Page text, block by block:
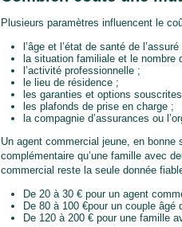
Plusieurs paramètres influencent le
l’âge et l’état de santé de l’assuré
la situation familiale et le nombre
l’activité professionnelle ;
le lieu de résidence ;
les garanties et options
les plafonds de prise en charge ;
la compagnie d’assurances ou
Un agent commercial jeune, en
complémentaire qu’une famille avec
commercial reste la seule donnée
De 20 à 30 € pour un agent
De 80 à 100 €pour un couple
De 120 à 200 € pour une famille